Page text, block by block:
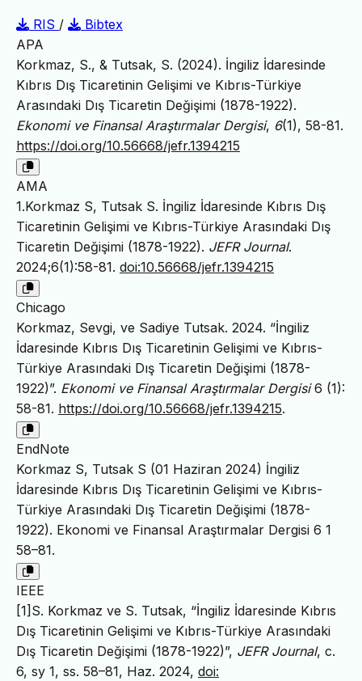
RIS /
Bibtex
APA
Korkmaz, S., & Tutsak, S. (2024). İngiliz İdaresinde
Kıbrıs Dış Ticaretinin Gelişimi ve Kıbrıs-Türkiye
Arasındaki Dış Ticaretin Değişimi (1878-1922).
Ekonomi ve Finansal Araştırmalar Dergisi, 6(1), 58-81.
https://doi.org/10.56668/jefr.1394215
AMA
1.Korkmaz S, Tutsak S. İngiliz İdaresinde Kıbrıs Dış
Ticaretinin Gelişimi ve Kıbrıs-Türkiye Arasındaki Dış
Ticaretin Değişimi (1878-1922). JEFR Journal.
2024;6(1):58-81. doi:10.56668/jefr.1394215
Chicago
Korkmaz, Sevgi, ve Sadiye Tutsak. 2024. “İngiliz
İdaresinde Kıbrıs Dış Ticaretinin Gelişimi ve Kıbrıs-
Türkiye Arasındaki Dış Ticaretin Değişimi (1878-
1922)”. Ekonomi ve Finansal Araştırmalar Dergisi6 (1):
58-81. https://doi.org/10.56668/jefr.1394215.
EndNote
Korkmaz S, Tutsak S (01 Haziran 2024) İngiliz
İdaresinde Kıbrıs Dış Ticaretinin Gelişimi ve Kıbrıs-
Türkiye Arasındaki Dış Ticaretin Değişimi (1878-
1922). Ekonomi ve Finansal Araştırmalar Dergisi 6 1
58–81.
IEEE
[1]S. Korkmaz ve S. Tutsak, “İngiliz İdaresinde Kıbrıs
Dış Ticaretinin Gelişimi ve Kıbrıs-Türkiye Arasındaki
Dış Ticaretin Değişimi (1878-1922)”, JEFR Journal, c.
6, sy 1, ss. 58–81, Haz. 2024, doi: